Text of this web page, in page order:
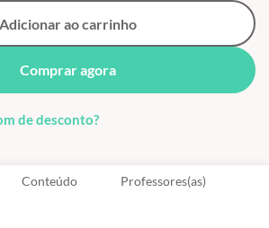
Adicionar ao carrinho
Comprar agora
de desconto?
Conteúdo Professores(as)